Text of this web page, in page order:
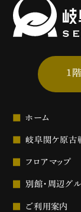
1
ホーム
岐阜関ケ原古
フロアマップ
別館・周辺グ
ご利用案内